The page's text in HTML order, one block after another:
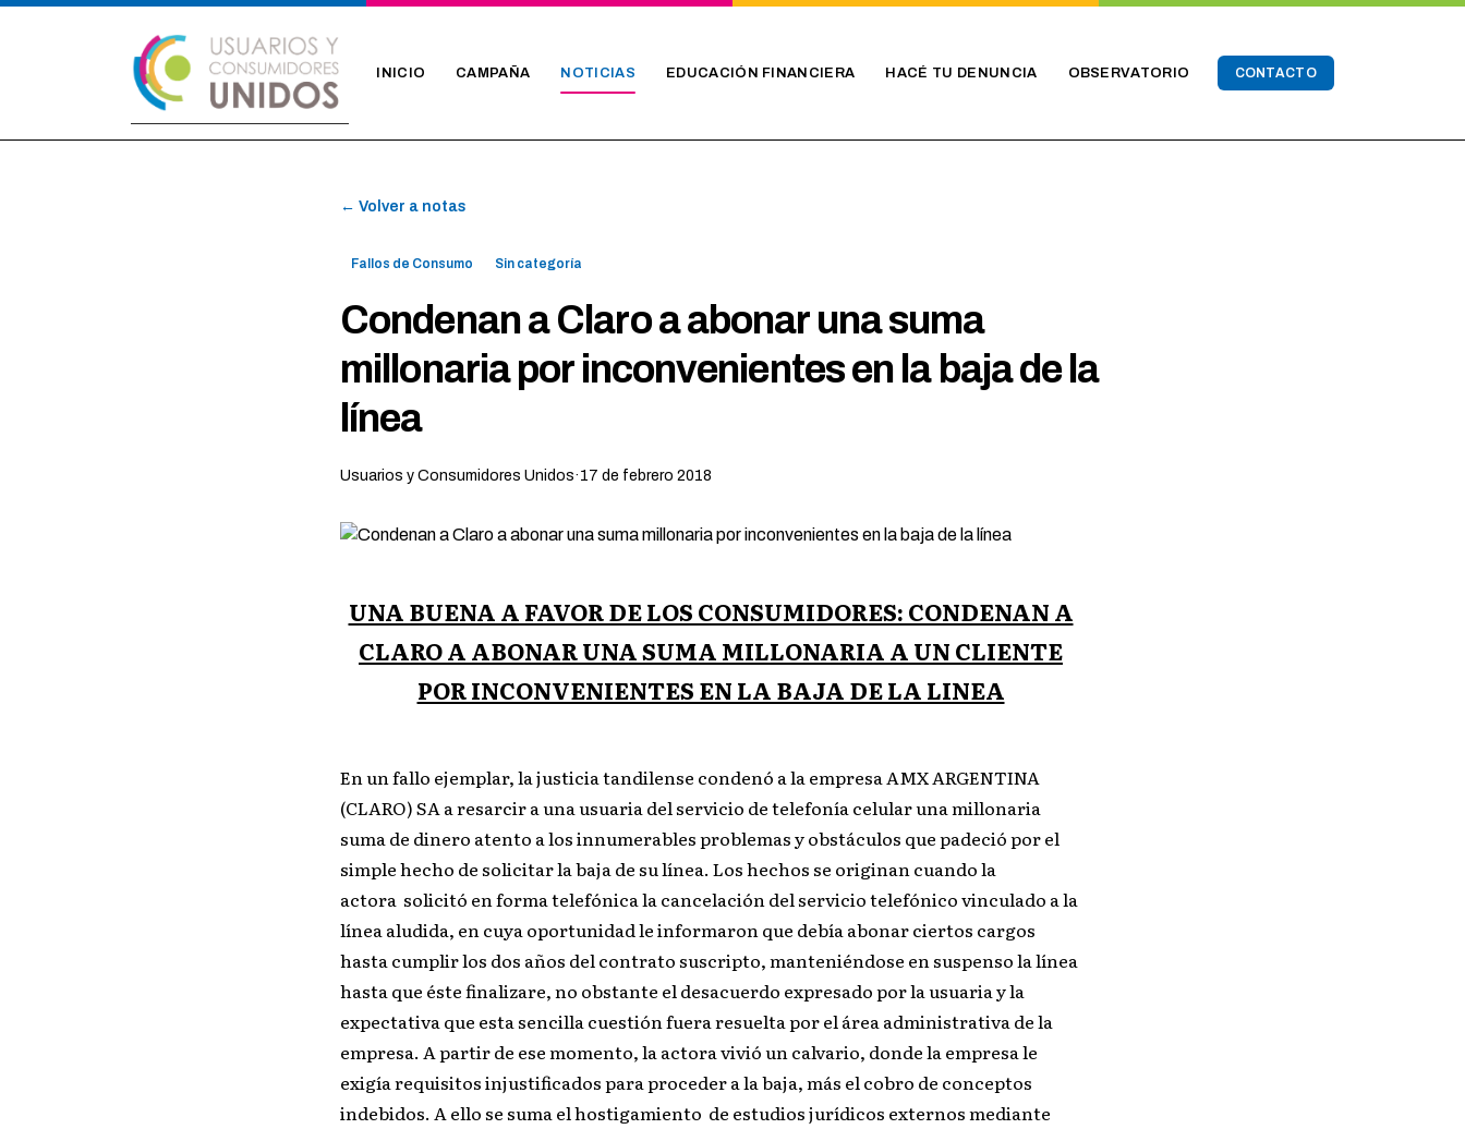
INICIO CAMPAÑA NOTICIAS EDUCACIÓN FINANCIERA HACÉ TU DENUNCIA OBSERVATORIO CONTACTO
← Volver a notas
Fallos de Consumo Sin categoría
Condenan a Claro a abonar una suma
millonaria por inconvenientes en la baja de la
línea
Usuarios y Consumidores Unidos· 17 de febrero 2018
UNA BUENA A FAVOR DE LOS CONSUMIDORES: CONDENAN A
CLARO A ABONAR UNA SUMA MILLONARIA A UN CLIENTE
POR INCONVENIENTES EN LA BAJA DE LA LINEA
En un fallo ejemplar, la justicia tandilense condenó a la empresa AMX ARGENTINA
(CLARO) SA a resarcir a una usuaria del servicio de telefonía celular una millonaria
suma de dinero atento a los innumerables problemas y obstáculos que padeció por el
simple hecho de solicitar la baja de su línea. Los hechos se originan cuando la
actora solicitó en forma telefónica la cancelación del servicio telefónico vinculado a la
línea aludida, en cuya oportunidad le informaron que debía abonar ciertos cargos
hasta cumplir los dos años del contrato suscripto, manteniéndose en suspenso la línea
hasta que éste finalizare, no obstante el desacuerdo expresado por la usuaria y la
expectativa que esta sencilla cuestión fuera resuelta por el área administrativa de la
empresa. A partir de ese momento, la actora vivió un calvario, donde la empresa le
exigía requisitos injustificados para proceder a la baja, más el cobro de conceptos
indebidos. A ello se suma el hostigamiento de estudios jurídicos externos mediante